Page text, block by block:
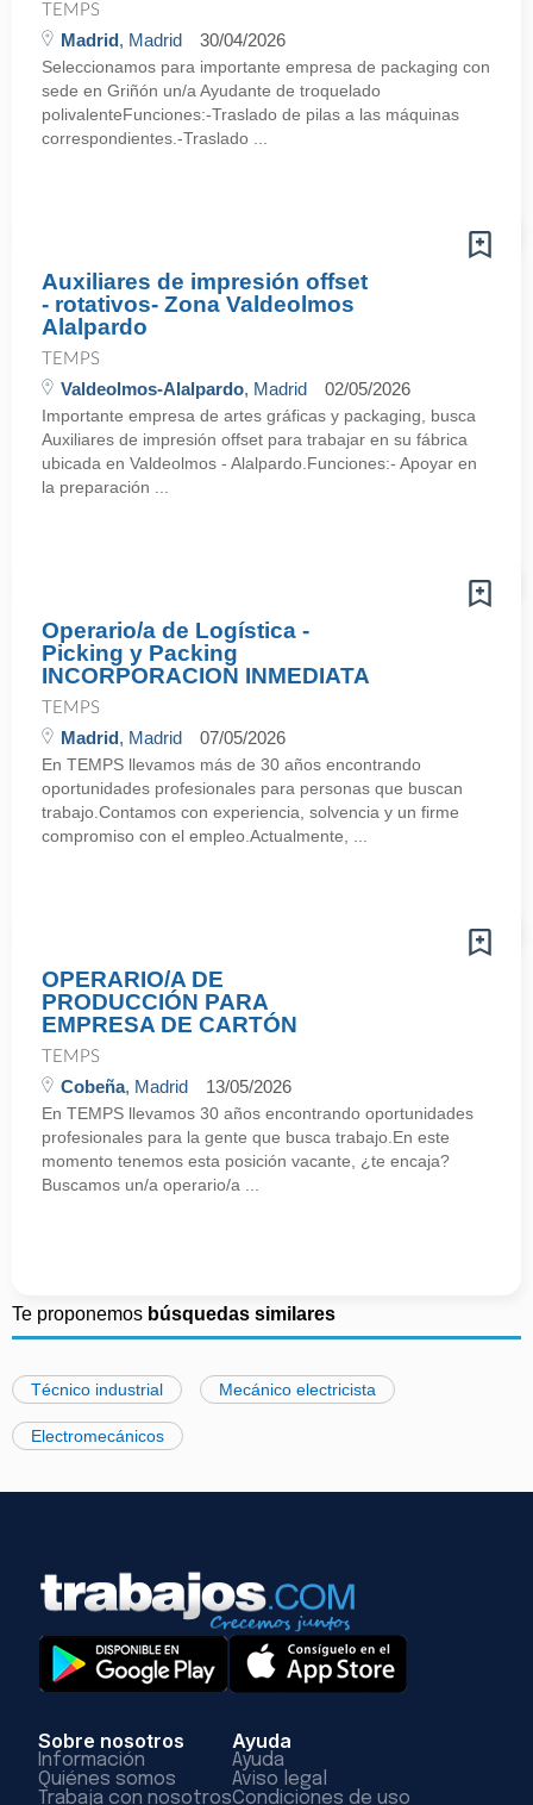
TEMPS
Madrid, Madrid 30/04/2026
Seleccionamos para importante empresa de packaging con
sede en Griñón un/a Ayudante de troquelado
polivalenteFunciones:-Traslado de pilas a las máquinas
correspondientes.-Traslado ...
Auxiliares de impresión offset
- rotativos- Zona Valdeolmos
Alalpardo
TEMPS
Valdeolmos-Alalpardo, Madrid 02/05/2026
Importante empresa de artes gráficas y packaging, busca
Auxiliares de impresión offset para trabajar en su fábrica
ubicada en Valdeolmos - Alalpardo.Funciones:- Apoyar en
la preparación ...
Operario/a de Logística -
Picking y Packing
INCORPORACION INMEDIATA
TEMPS
Madrid, Madrid 07/05/2026
En TEMPS llevamos más de 30 años encontrando
oportunidades profesionales para personas que buscan
trabajo.Contamos con experiencia, solvencia y un firme
compromiso con el empleo.Actualmente, ...
OPERARIO/A DE
PRODUCCIÓN PARA
EMPRESA DE CARTÓN
TEMPS
Cobeña, Madrid 13/05/2026
En TEMPS llevamos 30 años encontrando oportunidades
profesionales para la gente que busca trabajo.En este
momento tenemos esta posición vacante, ¿te encaja?
Buscamos un/a operario/a ...
Te proponemos búsquedas similares
Técnico industrial Mecánico electricista
Electromecánicos
Sobre nosotros
Información
Quiénes somos
Trabaja con nosotros
Ayuda
Ayuda
Aviso legal
Condiciones de uso